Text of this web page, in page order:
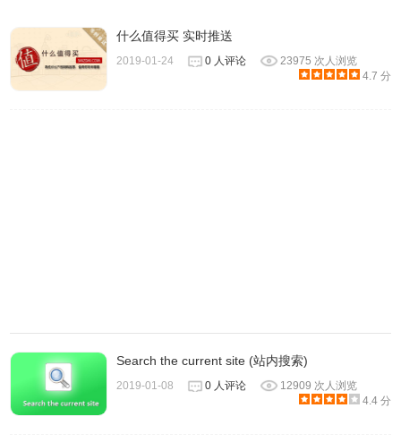
什么值得买 实时推送
2019-01-24 0 人评论
23975 次人浏览
4.7 分
Search the current site (站内搜索)
2019-01-08 0 人评论
12909 次人浏览
4.4 分